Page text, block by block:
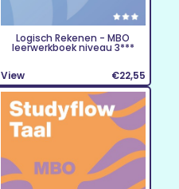
Logisch Rekenen - MBO
leerwerkboek niveau 3***
View €22,55